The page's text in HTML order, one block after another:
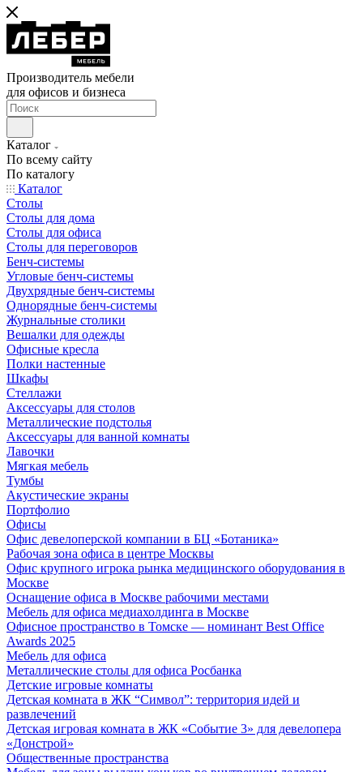
Производитель мебели
для офисов и бизнеса
Каталог
По всему сайту
По каталогу
Каталог
Столы
Столы для дома
Столы для офиса
Столы для переговоров
Бенч-системы
Угловые бенч-системы
Двухрядные бенч-системы
Однорядные бенч-системы
Журнальные столики
Вешалки для одежды
Офисные кресла
Полки настенные
Шкафы
Стеллажи
Аксессуары для столов
Металлические подстолья
Аксессуары для ванной комнаты
Лавочки
Мягкая мебель
Тумбы
Акустические экраны
Портфолио
Офисы
Офис девелоперской компании в БЦ «Ботаника»
Рабочая зона офиса в центре Москвы
Офис крупного игрока рынка медицинского оборудования в
Москве
Оснащение офиса в Москве рабочими местами
Мебель для офиса медиахолдинга в Москве
Офисное пространство в Томске — номинант Best Office
Awards 2025
Мебель для офиса
Металлические столы для офиса Росбанка
Детские игровые комнаты
Детская комната в ЖК “Символ”: территория идей и
развлечений
Детская игровая комната в ЖК «Событие 3» для девелопера
«Донстрой»
Общественные пространства